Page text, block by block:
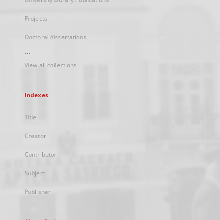
Projects
Doctoral dissertations
...
View all collections
Indexes
Title
Creator
Contributor
Subject
Publisher